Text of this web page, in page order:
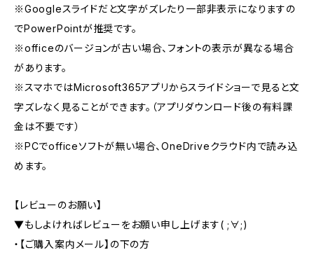
※Googleスライドだと文字がズレたり一部非表示になりますの
でPowerPointが推奨です。
※officeのバージョンが古い場合、フォントの表示が異なる場合
があります。
※スマホではMicrosoft365アプリからスライドショーで見ると文
字ズレなく見ることができます。（アプリダウンロード後の有料課
金は不要です）
※PCでofficeソフトが無い場合、OneDriveクラウド内で読み込
めます。
【レビューのお願い】
▼もしよければレビューをお願い申し上げます( ;∀;)
・【ご購入案内メール】の下の方